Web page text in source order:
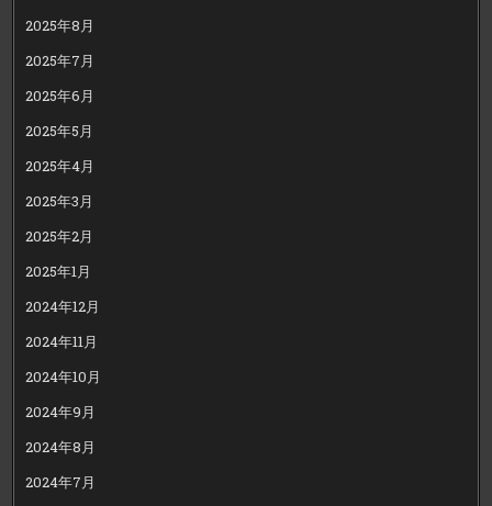
2025年8月
2025年7月
2025年6月
2025年5月
2025年4月
2025年3月
2025年2月
2025年1月
2024年12月
2024年11月
2024年10月
2024年9月
2024年8月
2024年7月